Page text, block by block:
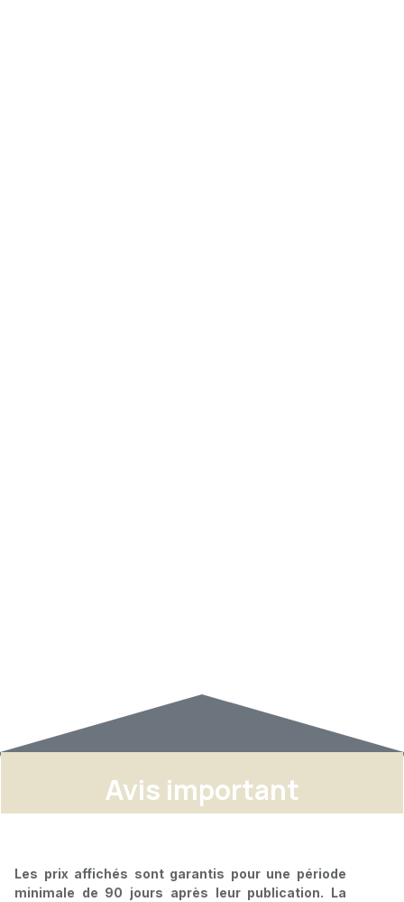
Avis important
Les prix affichés sont garantis pour une période
minimale de 90 jours après leur publication. La